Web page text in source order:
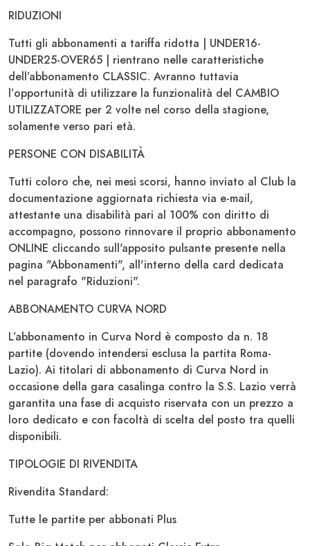
RIDUZIONI
Tutti gli abbonamenti a tariffa ridotta | UNDER16-
UNDER25-OVER65 | rientrano nelle caratteristiche
dell’abbonamento CLASSIC. Avranno tuttavia
l’opportunità di utilizzare la funzionalità del CAMBIO
UTILIZZATORE per 2 volte nel corso della stagione,
solamente verso pari età.
PERSONE CON DISABILITÀ
Tutti coloro che, nei mesi scorsi, hanno inviato al Club la
documentazione aggiornata richiesta via e-mail,
attestante una disabilità pari al 100% con diritto di
accompagno, possono rinnovare il proprio abbonamento
ONLINE cliccando sull'apposito pulsante presente nella
pagina "Abbonamenti", all'interno della card dedicata
nel paragrafo "Riduzioni".
ABBONAMENTO CURVA NORD
L’abbonamento in Curva Nord è composto da n. 18
partite (dovendo intendersi esclusa la partita Roma-
Lazio). Ai titolari di abbonamento di Curva Nord in
occasione della gara casalinga contro la S.S. Lazio verrà
garantita una fase di acquisto riservata con un prezzo a
loro dedicato e con facoltà di scelta del posto tra quelli
disponibili.
TIPOLOGIE DI RIVENDITA
Rivendita Standard:
Tutte le partite per abbonati Plus